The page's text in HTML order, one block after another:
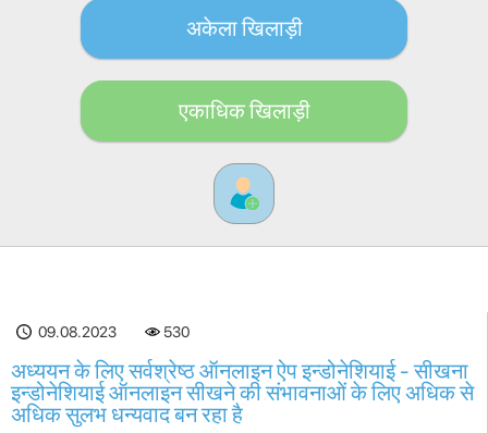
अकेला खिलाड़ी
एकाधिक खिलाड़ी
09.08.2023 530
अध्ययन के लिए सर्वश्रेष्ठ ऑनलाइन ऐप इन्डोनेशियाई - सीखना
इन्डोनेशियाई ऑनलाइन सीखने की संभावनाओं के लिए अधिक से
अधिक सुलभ धन्यवाद बन रहा है